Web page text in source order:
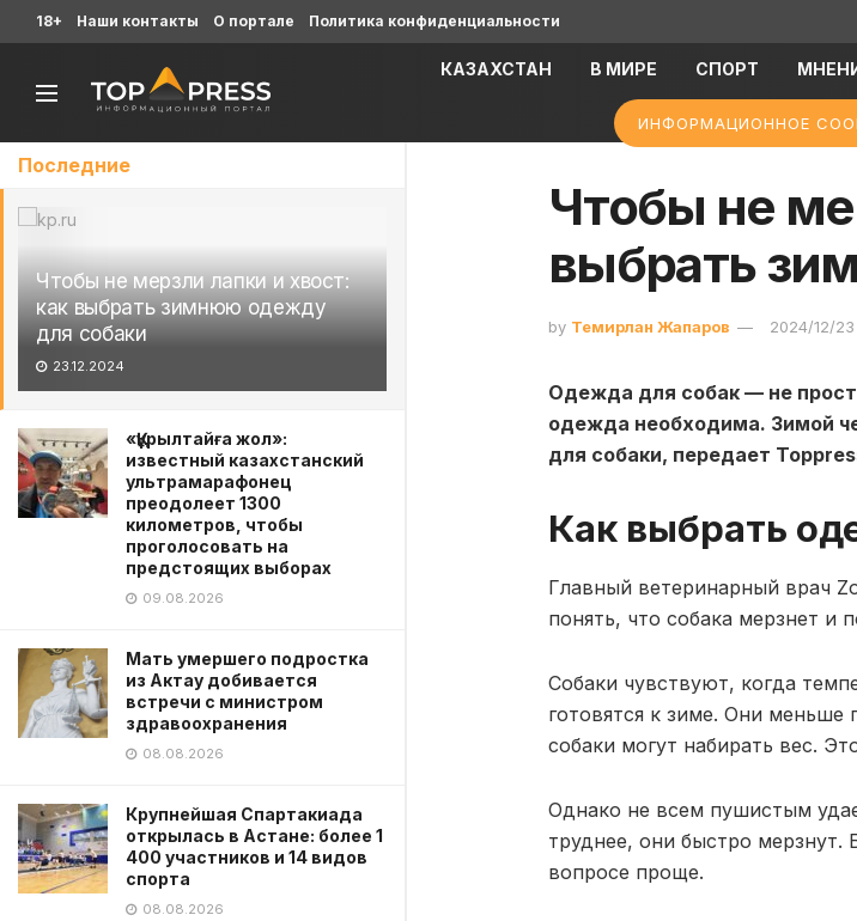
Последние
Чтобы не мерзли лапки и хвост:
как выбрать зимнюю одежду
для собаки
23.12.2024
«Құрылтайға жол»:
известный казахстанский
ультрамарафонец
преодолеет 1300
километров, чтобы
проголосовать на
предстоящих выборах
09.08.2026
Мать умершего подростка
из Актау добивается
встречи с министром
здравоохранения
08.08.2026
Крупнейшая Спартакиада
открылась в Астане: более 1
400 участников и 14 видов
спорта
08.08.2026
18+ Наши контакты О портале Политика конфиденциальности
КАЗАХСТАН В МИРЕ СПОРТ
ИНФОРМАЦИОННОЕ
Чтобы не
выбрать
by Темирлан Жапаров 2024/12/23
Одежда для собак — не
одежда необходима. Зимой
для собаки, передает
Как выбрать
Главный ветеринарный врач
понять, что собака мерзнет и
Собаки чувствуют, когда
готовятся к зиме. Они
собаки могут набирать вес.
Однако не всем пушистым
труднее, они быстро
вопросе проще.